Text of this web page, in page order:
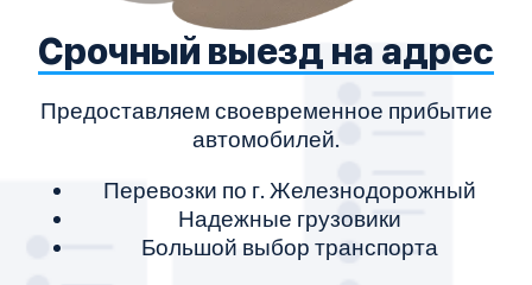
Срочный выезд на адрес
Предоставляем своевременное прибытие
автомобилей.
Перевозки по г. Железнодорожный
Надежные грузовики
Большой выбор транспорта